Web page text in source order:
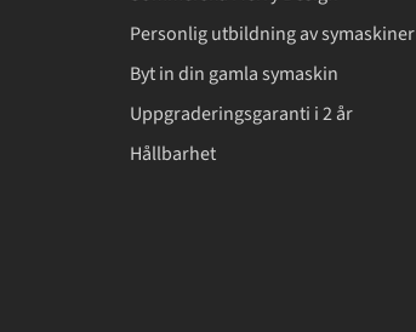
Personlig utbildning av symaskiner
Byt in din gamla symaskin
Uppgraderingsgaranti i 2 år
Hållbarhet